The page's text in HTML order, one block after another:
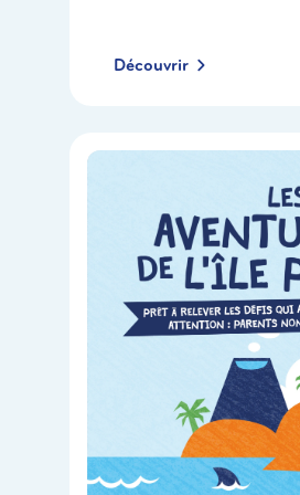
Découvrir